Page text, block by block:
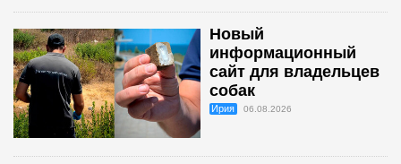
Новый
информационный
сайт для владельцев
собак
Ирия 06.08.2026